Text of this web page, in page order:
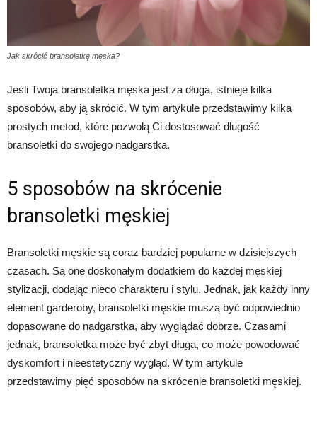
Jak skrócić bransoletkę męska?
Jeśli Twoja bransoletka męska jest za długa, istnieje kilka
sposobów, aby ją skrócić. W tym artykule przedstawimy kilka
prostych metod, które pozwolą Ci dostosować długość
bransoletki do swojego nadgarstka.
5 sposobów na skrócenie
bransoletki męskiej
Bransoletki męskie są coraz bardziej popularne w dzisiejszych
czasach. Są one doskonałym dodatkiem do każdej męskiej
stylizacji, dodając nieco charakteru i stylu. Jednak, jak każdy inny
element garderoby, bransoletki męskie muszą być odpowiednio
dopasowane do nadgarstka, aby wyglądać dobrze. Czasami
jednak, bransoletka może być zbyt długa, co może powodować
dyskomfort i nieestetyczny wygląd. W tym artykule
przedstawimy pięć sposobów na skrócenie bransoletki męskiej.